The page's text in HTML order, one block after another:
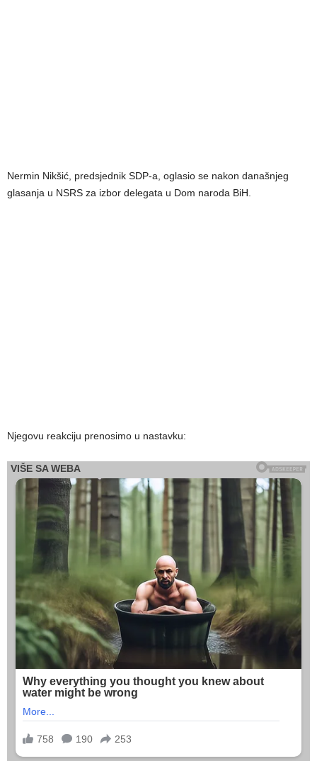
Nermin Nikšić, predsjednik SDP-a, oglasio se nakon današnjeg
glasanja u NSRS za izbor delegata u Dom naroda BiH.
Njegovu reakciju prenosimo u nastavku: